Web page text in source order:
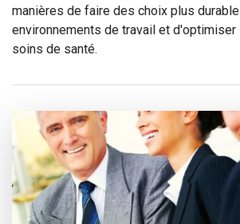
manières de faire des choix plus
environnements de travail et
soins de santé.